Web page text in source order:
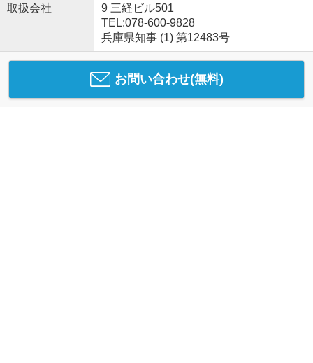
取扱会社
9 三経ビル501
TEL:078-600-9828
兵庫県知事 (1) 第12483号
お問い合わせ(無料)